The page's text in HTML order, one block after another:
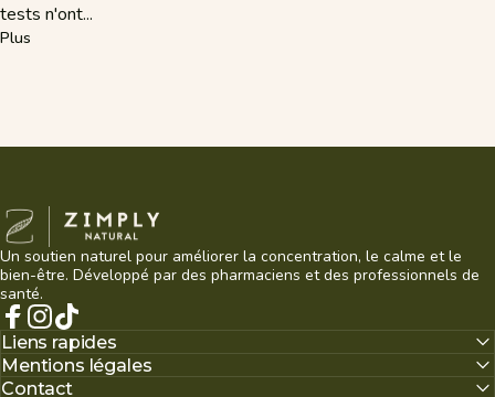
tests n'ont...
Plus
Zimply Natural
Un soutien naturel pour améliorer la concentration, le calme et le
bien-être. Développé par des pharmaciens et des professionnels de
santé.
Facebook
Instagram
TikTok
Liens rapides
Mentions légales
Contact